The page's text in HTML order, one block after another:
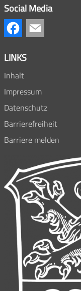
Social Media
LINKS
Inhalt
Impressum
Datenschutz
Barrierefreiheit
Barriere melden